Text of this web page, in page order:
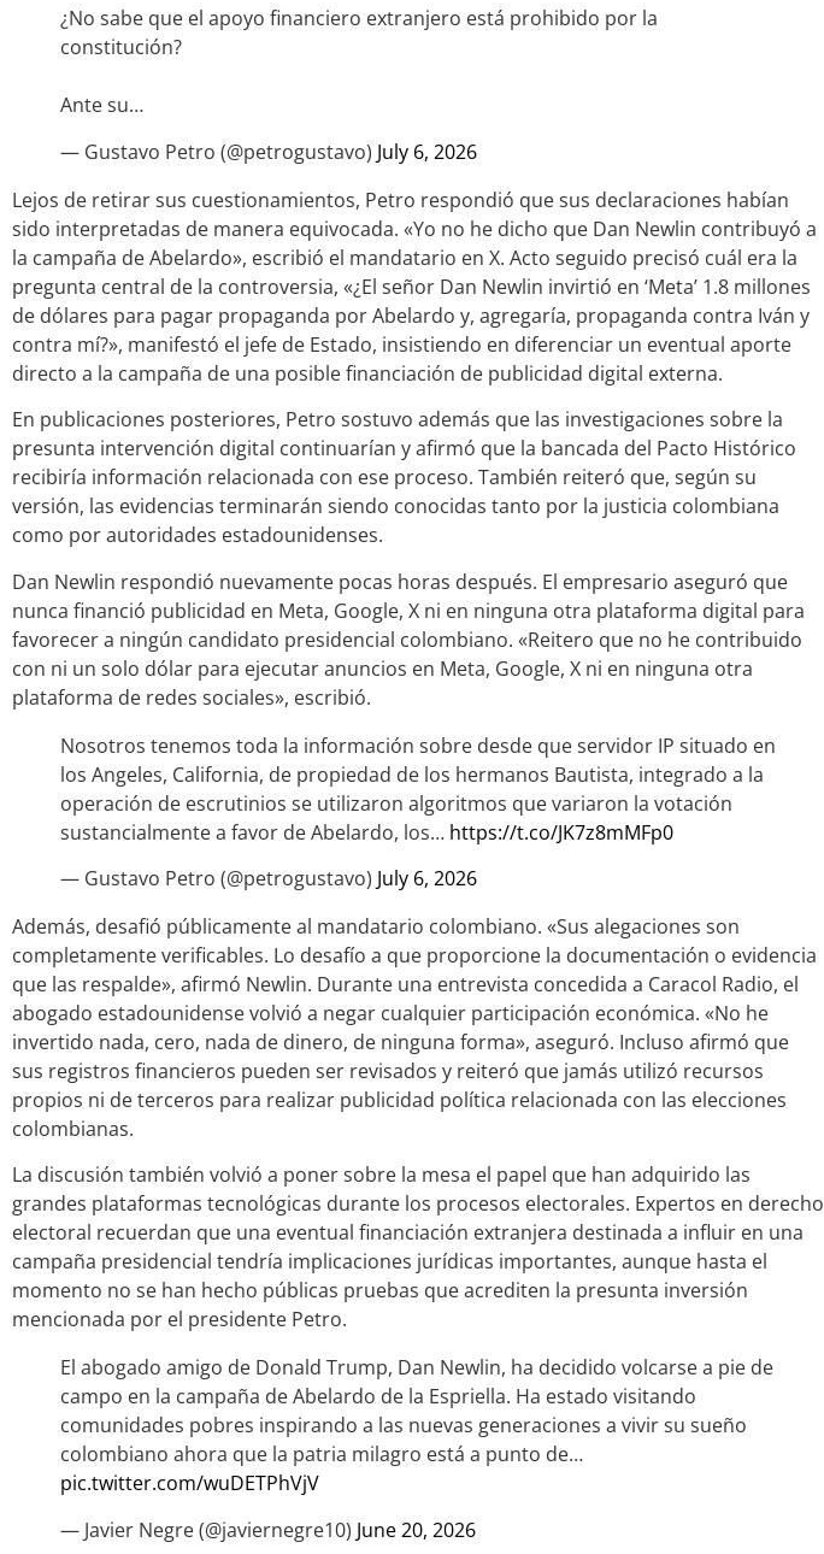
¿No sabe que el apoyo financiero extranjero está prohibido por la
constitución?
Ante su…
— Gustavo Petro (@petrogustavo) July 6, 2026
Lejos de retirar sus cuestionamientos, Petro respondió que sus declaraciones habían
sido interpretadas de manera equivocada. «Yo no he dicho que Dan Newlin contribuyó a
la campaña de Abelardo», escribió el mandatario en X. Acto seguido precisó cuál era la
pregunta central de la controversia, «¿El señor Dan Newlin invirtió en ‘Meta’ 1.8 millones
de dólares para pagar propaganda por Abelardo y, agregaría, propaganda contra Iván y
contra mí?», manifestó el jefe de Estado, insistiendo en diferenciar un eventual aporte
directo a la campaña de una posible financiación de publicidad digital externa.
En publicaciones posteriores, Petro sostuvo además que las investigaciones sobre la
presunta intervención digital continuarían y afirmó que la bancada del Pacto Histórico
recibiría información relacionada con ese proceso. También reiteró que, según su
versión, las evidencias terminarán siendo conocidas tanto por la justicia colombiana
como por autoridades estadounidenses.
Dan Newlin respondió nuevamente pocas horas después. El empresario aseguró que
nunca financió publicidad en Meta, Google, X ni en ninguna otra plataforma digital para
favorecer a ningún candidato presidencial colombiano. «Reitero que no he contribuido
con ni un solo dólar para ejecutar anuncios en Meta, Google, X ni en ninguna otra
plataforma de redes sociales», escribió.
Nosotros tenemos toda la información sobre desde que servidor IP situado en
los Angeles, California, de propiedad de los hermanos Bautista, integrado a la
operación de escrutinios se utilizaron algoritmos que variaron la votación
sustancialmente a favor de Abelardo, los… https://t.co/JK7z8mMFp0
— Gustavo Petro (@petrogustavo) July 6, 2026
Además, desafió públicamente al mandatario colombiano. «Sus alegaciones son
completamente verificables. Lo desafío a que proporcione la documentación o evidencia
que las respalde», afirmó Newlin. Durante una entrevista concedida a Caracol Radio, el
abogado estadounidense volvió a negar cualquier participación económica. «No he
invertido nada, cero, nada de dinero, de ninguna forma», aseguró. Incluso afirmó que
sus registros financieros pueden ser revisados y reiteró que jamás utilizó recursos
propios ni de terceros para realizar publicidad política relacionada con las elecciones
colombianas.
La discusión también volvió a poner sobre la mesa el papel que han adquirido las
grandes plataformas tecnológicas durante los procesos electorales. Expertos en derecho
electoral recuerdan que una eventual financiación extranjera destinada a influir en una
campaña presidencial tendría implicaciones jurídicas importantes, aunque hasta el
momento no se han hecho públicas pruebas que acrediten la presunta inversión
mencionada por el presidente Petro.
El abogado amigo de Donald Trump, Dan Newlin, ha decidido volcarse a pie de
campo en la campaña de Abelardo de la Espriella. Ha estado visitando
comunidades pobres inspirando a las nuevas generaciones a vivir su sueño
colombiano ahora que la patria milagro está a punto de…
pic.twitter.com/wuDETPhVjV
— Javier Negre (@javiernegre10) June 20, 2026